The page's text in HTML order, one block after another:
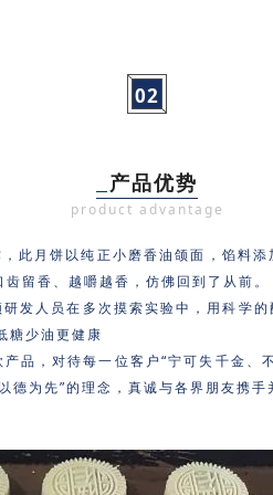
02
产品优势
product advantage
此月饼以纯正小磨香油颌面，馅料
留香、越嚼越香，仿佛回到了从前。
发人员在多次摸索实验中，用科学
糖少油更健康
品，对待每一位客户“宁可失千金
德为先”的理念，真诚与各界朋友携